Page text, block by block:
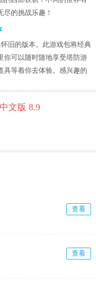
的挑战乐趣！
旧的版本。此游戏包将经典
你可以随时随地享受塔防游
具等着你去体验。感兴趣的
文版 8.9
查看
查看